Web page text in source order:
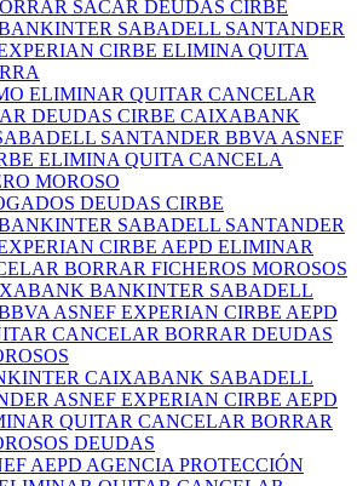
SACAR DEUDAS CIRBE
SABADELL SANTANDER
CIRBE ELIMINA QUITA
ELIMINAR QUITAR CANCELAR
DEUDAS CIRBE CAIXABANK
SANTANDER BBVA ASNEF
ELIMINA QUITA CANCELA
MOROSO
DEUDAS CIRBE
SABADELL SANTANDER
CIRBE AEPD ELIMINAR
BORRAR FICHEROS MOROSOS
BANKINTER SABADELL
ASNEF EXPERIAN CIRBE AEPD
CANCELAR BORRAR DEUDAS
CAIXABANK SABADELL
ASNEF EXPERIAN CIRBE AEPD
QUITAR CANCELAR BORRAR
DEUDAS
AEPD AGENCIA PROTECCIÓN